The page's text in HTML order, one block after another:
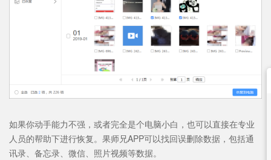
如果你动手能力不强，或者完全是个电脑小白，也可以直接在专业
人员的帮助下进行恢复。果师兄APP可以找回误删除数据，包括通
讯录、备忘录、微信、照片视频等数据。